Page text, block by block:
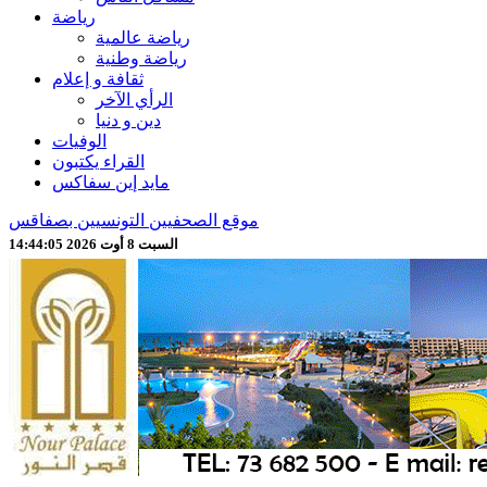
رياضة
رياضة عالمية
رياضة وطنية
ثقافة و إعلام
الرأي الآخر
دين و دنيا
الوفيات
القراء يكتبون
مايد إين سفاكس
موقع الصحفيين التونسيين بصفاقس
السبت 8 أوت 2026 14:44:06